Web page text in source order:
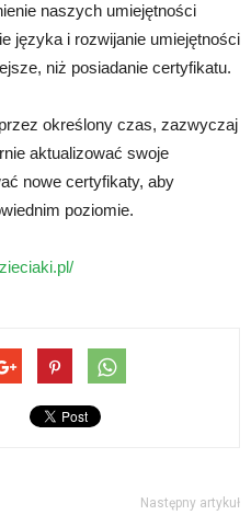
naszych umiejętności
języka i rozwijanie umiejętności
niż posiadanie certyfikatu.
określony czas, zazwyczaj
aktualizować swoje
nowe certyfikaty, aby
poziomie.
Następny artykuł